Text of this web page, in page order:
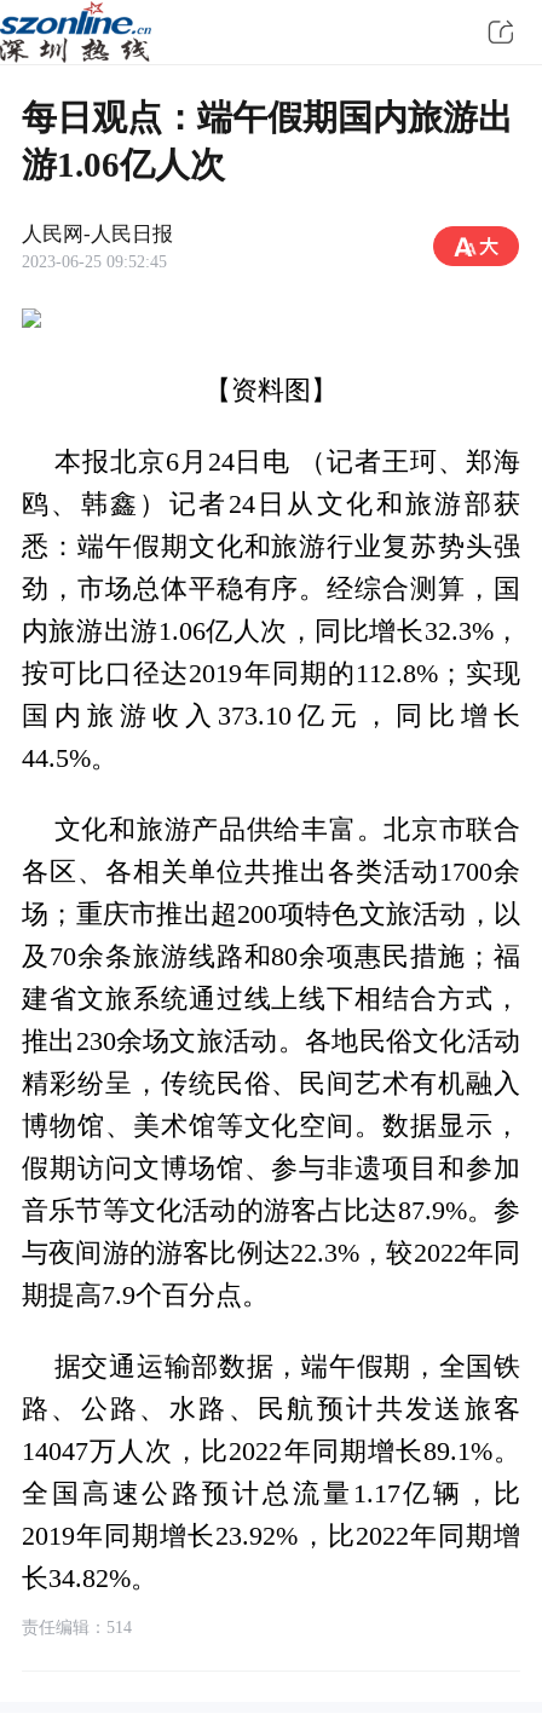
每日观点：端午假期国内旅游出
游1.06亿人次
人民网-人民日报
2023-06-25 09:52:45
【资料图】
本报北京6月24日电 （记者王珂、郑海
鸥、韩鑫）记者24日从文化和旅游部获
悉：端午假期文化和旅游行业复苏势头强
劲，市场总体平稳有序。经综合测算，国
内旅游出游1.06亿人次，同比增长32.3%，
按可比口径达2019年同期的112.8%；实现
国内旅游收入373.10亿元，同比增长
44.5%。
文化和旅游产品供给丰富。北京市联合
各区、各相关单位共推出各类活动1700余
场；重庆市推出超200项特色文旅活动，以
及70余条旅游线路和80余项惠民措施；福
建省文旅系统通过线上线下相结合方式，
推出230余场文旅活动。各地民俗文化活动
精彩纷呈，传统民俗、民间艺术有机融入
博物馆、美术馆等文化空间。数据显示，
假期访问文博场馆、参与非遗项目和参加
音乐节等文化活动的游客占比达87.9%。参
与夜间游的游客比例达22.3%，较2022年同
期提高7.9个百分点。
据交通运输部数据，端午假期，全国铁
路、公路、水路、民航预计共发送旅客
14047万人次，比2022年同期增长89.1%。
全国高速公路预计总流量1.17亿辆，比
2019年同期增长23.92%，比2022年同期增
长34.82%。
责任编辑：514